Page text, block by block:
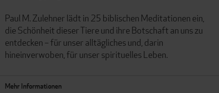
Paul M. Zulehner lädt in 25 biblischen Meditationen ein,
die Schönheit dieser Tiere und ihre Botschaft an uns zu
entdecken – für unser alltägliches und, darin
hineinverwoben, für unser spirituelles Leben.
Mehr Informationen